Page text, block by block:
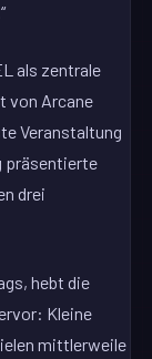
als zentrale
von Arcane
Veranstaltung
präsentierte
drei
hebt die
Kleine
mittlerweile